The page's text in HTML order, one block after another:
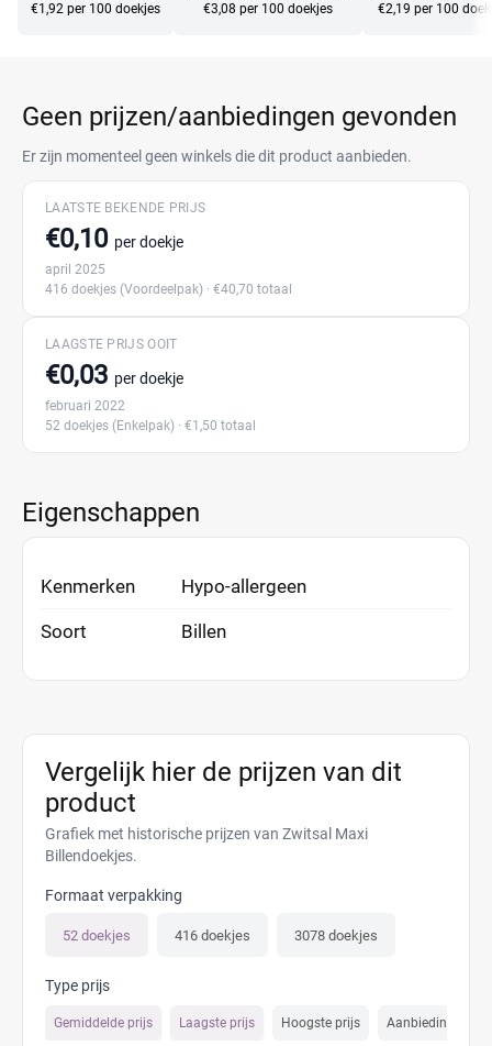
€1,92 per 100 doekjes
€3,08 per 100 doekjes
€2,19 per 100
Geen prijzen/aanbiedingen gevonden
Er zijn momenteel geen winkels die dit product aanbieden.
LAATSTE BEKENDE PRIJS
€0,10 per doekje
april 2025
416 doekjes (Voordeelpak) · €40,70 totaal
LAAGSTE PRIJS OOIT
€0,03 per doekje
februari 2022
52 doekjes (Enkelpak) · €1,50 totaal
Eigenschappen
Kenmerken Hypo-allergeen
Soort Billen
Vergelijk hier de prijzen van dit
product
Grafiek met historische prijzen van Zwitsal Maxi
Billendoekjes.
Formaat verpakking
52 doekjes 416 doekjes 3078 doekjes
Type prijs
Gemiddelde prijs Laagste prijs Hoogste prijs Aanbiedings prijs